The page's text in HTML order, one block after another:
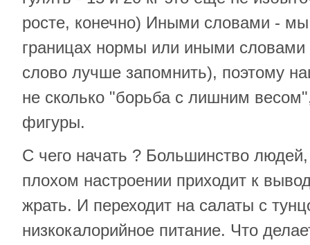
росте, конечно) Иными словами -
границах нормы или иными словами
слово лучше запомнить), поэтому
не сколько "борьба с лишним
фигуры.
С чего начать ? Большинство
плохом настроении приходит к
жрать. И переходит на салаты с
низкокалорийное питание. Что